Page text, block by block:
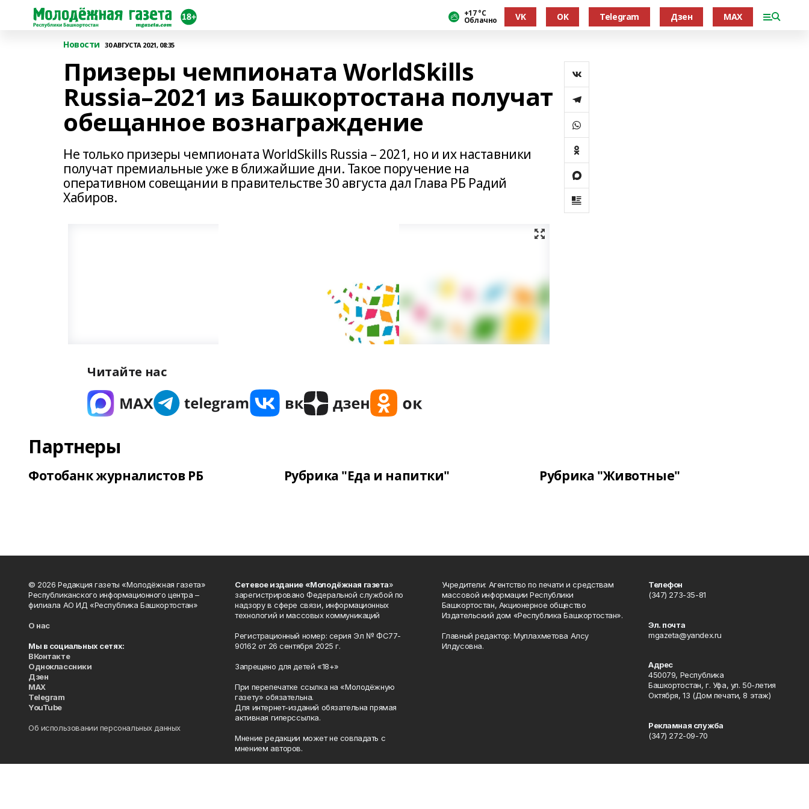
+17 °С
Облачно VK OK Telegram Дзен MAX
Новости 30 АВГУСТА 2021, 08:35
Призеры чемпионата WorldSkills
Russia–2021 из Башкортостана получат
обещанное вознаграждение
Не только призеры чемпионата WorldSkills Russia – 2021, но и их наставники
получат премиальные уже в ближайшие дни. Такое поручение на
оперативном совещании в правительстве 30 августа дал Глава РБ Радий
Хабиров.
Читайте нас
Партнеры
Фотобанк журналистов РБ Рубрика "Еда и напитки" Рубрика "Животные"
© 2026 Редакция газеты «Молодёжная газета»
Республиканского информационного центра –
филиала АО ИД «Республика Башкортостан»
О нас
Мы в социальных сетях:
ВКонтакте
Одноклассники
Дзен
MAX
Telegram
YouTube
Об использовании персональных данных
Сетевое издание «Молодёжная газета»
зарегистрировано Федеральной службой по
надзору в сфере связи, информационных
технологий и массовых коммуникаций
Регистрационный номер: серия Эл № ФС77-
90162 от 26 сентября 2025 г.
Запрещено для детей «18+»
При перепечатке ссылка на «Молодёжную
газету» обязательна.
Для интернет-изданий обязательна прямая
активная гиперссылка.
Мнение редакции может не совпадать с
мнением авторов.
Учредители: Агентство по печати и средствам
массовой информации Республики
Башкортостан, Акционерное общество
Издательский дом «Республика Башкортостан».
Главный редактор: Муллахметова Алсу
Илдусовна.
Телефон
(347) 273-35-81
Эл. почта
mgazeta@yandex.ru
Адрес
450079, Республика
Башкортостан, г. Уфа, ул. 50-летия
Октября, 13 (Дом печати, 8 этаж)
Рекламная служба
(347) 272-09-70